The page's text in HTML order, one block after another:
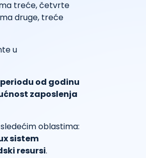
treće, četvrte
druge, treće
od godinu
zaposlenja
oblastima:
sistem
resursi.